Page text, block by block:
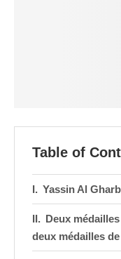
Table of
Yassin Al
Deux
deux médailles